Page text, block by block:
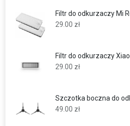
Filtr do odkurzaczy Mi
29.00 zł
Filtr do odkurzaczy
29.00 zł
Szczotka boczna do
49.00 zł